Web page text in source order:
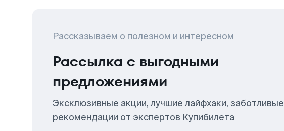
Рассказываем о полезном и интересном
Рассылка с выгодными
предложениями
Эксклюзивные акции, лучшие лайфхаки, заботливые
рекомендации от экспертов Купибилета